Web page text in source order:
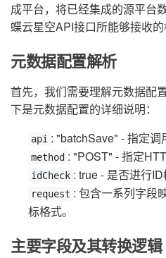
成平台，将已经集成的源平台
蝶云星空API接口所能够接收的
元数据配置解析
首先，我们需要理解元数据配
下是元数据配置的详细说明：
api : "batchSave" - 指定调
method : "POST" - 指定
idCheck : true - 是否进行ID
request : 包含一系列字段
标格式。
主要字段及其转换逻辑